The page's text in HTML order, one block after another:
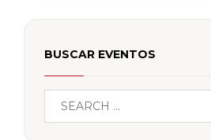
BUSCAR EVENTOS